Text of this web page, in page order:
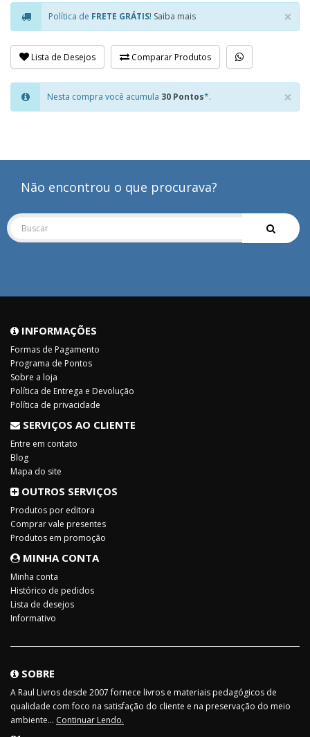
×
Política de FRETE GRÁTIS! Saiba mais
Lista de Desejos Comparar Produtos
×
Nesta compra você acumula 30 Pontos*.
Não encontrou o que procurava?
INFORMAÇÕES
Formas de Pagamento
Programa de Pontos
Sobre a loja
Política de Entrega e Devolução
Política de privacidade
SERVIÇOS AO CLIENTE
Entre em contato
Blog
Mapa do site
OUTROS SERVIÇOS
Produtos por editora
Comprar vale presentes
Produtos em promoção
MINHA CONTA
Minha conta
Histórico de pedidos
Lista de desejos
Informativo
SOBRE
A Raul Livros desde 2007 fornece livros e materiais pedagógicos de
qualidade com foco na satisfação do cliente e na preservação do meio
ambiente... Continuar Lendo.